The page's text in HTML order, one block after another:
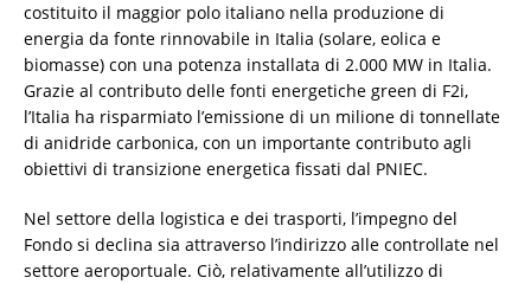
costituito il maggior polo italiano nella produzione di
energia da fonte rinnovabile in Italia (solare, eolica e
biomasse) con una potenza installata di 2.000 MW in Italia.
Grazie al contributo delle fonti energetiche green di F2i,
l’Italia ha risparmiato l’emissione di un milione di tonnellate
di anidride carbonica, con un importante contributo agli
obiettivi di transizione energetica fissati dal PNIEC.
Nel settore della logistica e dei trasporti, l’impegno del
Fondo si declina sia attraverso l’indirizzo alle controllate nel
settore aeroportuale. Ciò, relativamente all’utilizzo di